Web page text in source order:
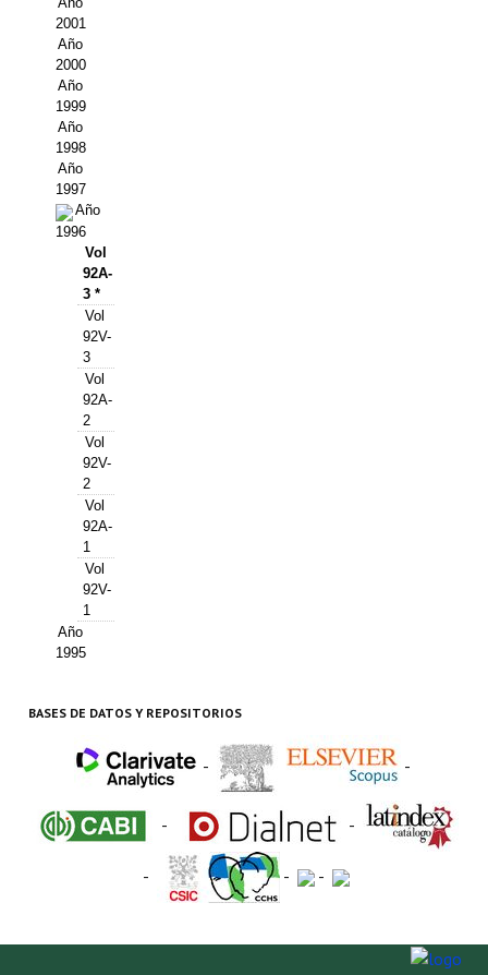
CONTACTO
BUSCADOR
2001
Año
2000
Año
1999
Año
1998
Año
1997
Año
1996
Vol
92A-
3 *
Vol
92V-
3
Vol
92A-
2
Vol
92V-
2
Vol
92A-
1
Vol
92V-
1
Año
1995
BASES DE DATOS Y REPOSITORIOS
- -
- -
- - -